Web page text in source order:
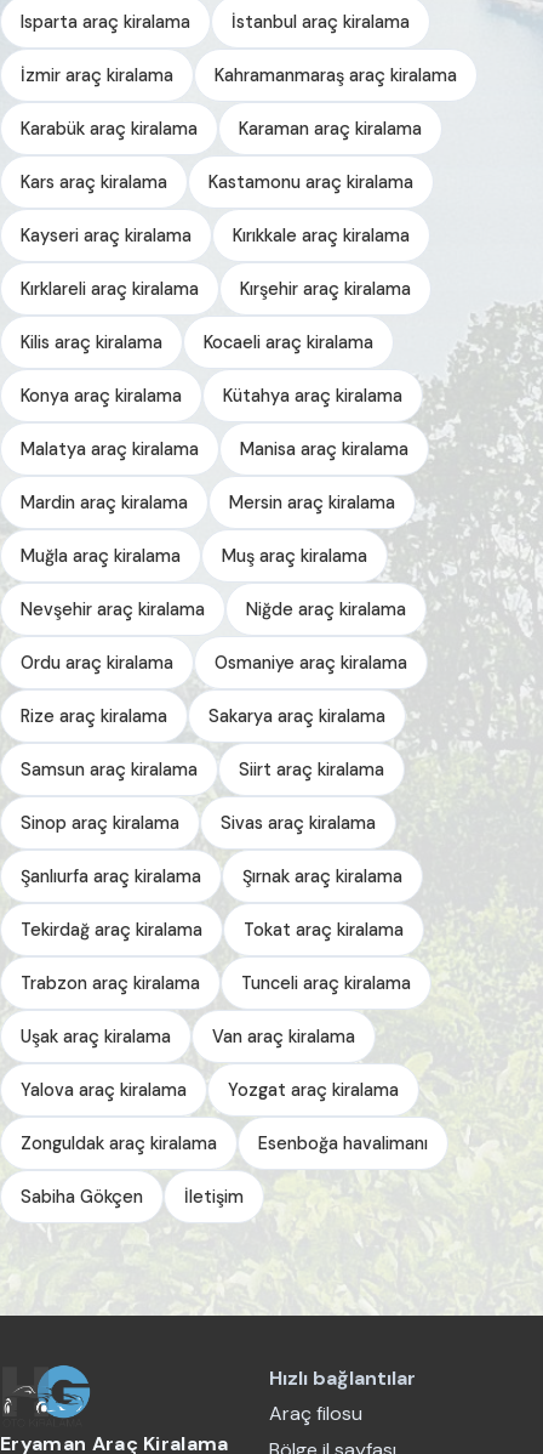
Isparta araç kiralama İstanbul araç kiralama
İzmir araç kiralama Kahramanmaraş araç kiralama
Karabük araç kiralama Karaman araç kiralama
Kars araç kiralama Kastamonu araç kiralama
Kayseri araç kiralama Kırıkkale araç kiralama
Kırklareli araç kiralama Kırşehir araç kiralama
Kilis araç kiralama Kocaeli araç kiralama
Konya araç kiralama Kütahya araç kiralama
Malatya araç kiralama Manisa araç kiralama
Mardin araç kiralama Mersin araç kiralama
Muğla araç kiralama Muş araç kiralama
Nevşehir araç kiralama Niğde araç kiralama
Ordu araç kiralama Osmaniye araç kiralama
Rize araç kiralama Sakarya araç kiralama
Samsun araç kiralama Siirt araç kiralama
Sinop araç kiralama Sivas araç kiralama
Şanlıurfa araç kiralama Şırnak araç kiralama
Tekirdağ araç kiralama Tokat araç kiralama
Trabzon araç kiralama Tunceli araç kiralama
Uşak araç kiralama Van araç kiralama
Yalova araç kiralama Yozgat araç kiralama
Zonguldak araç kiralama Esenboğa havalimanı
Sabiha Gökçen İletişim
Eryaman Araç Kiralama
Hızlı bağlantılar
Araç filosu